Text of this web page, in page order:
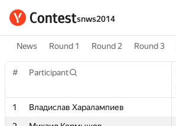
snws2014
News Round 1 Round 2 Round 3
# Participant
1 Владислав Харалампиев
# Participant
1 Владислав Харалампиев